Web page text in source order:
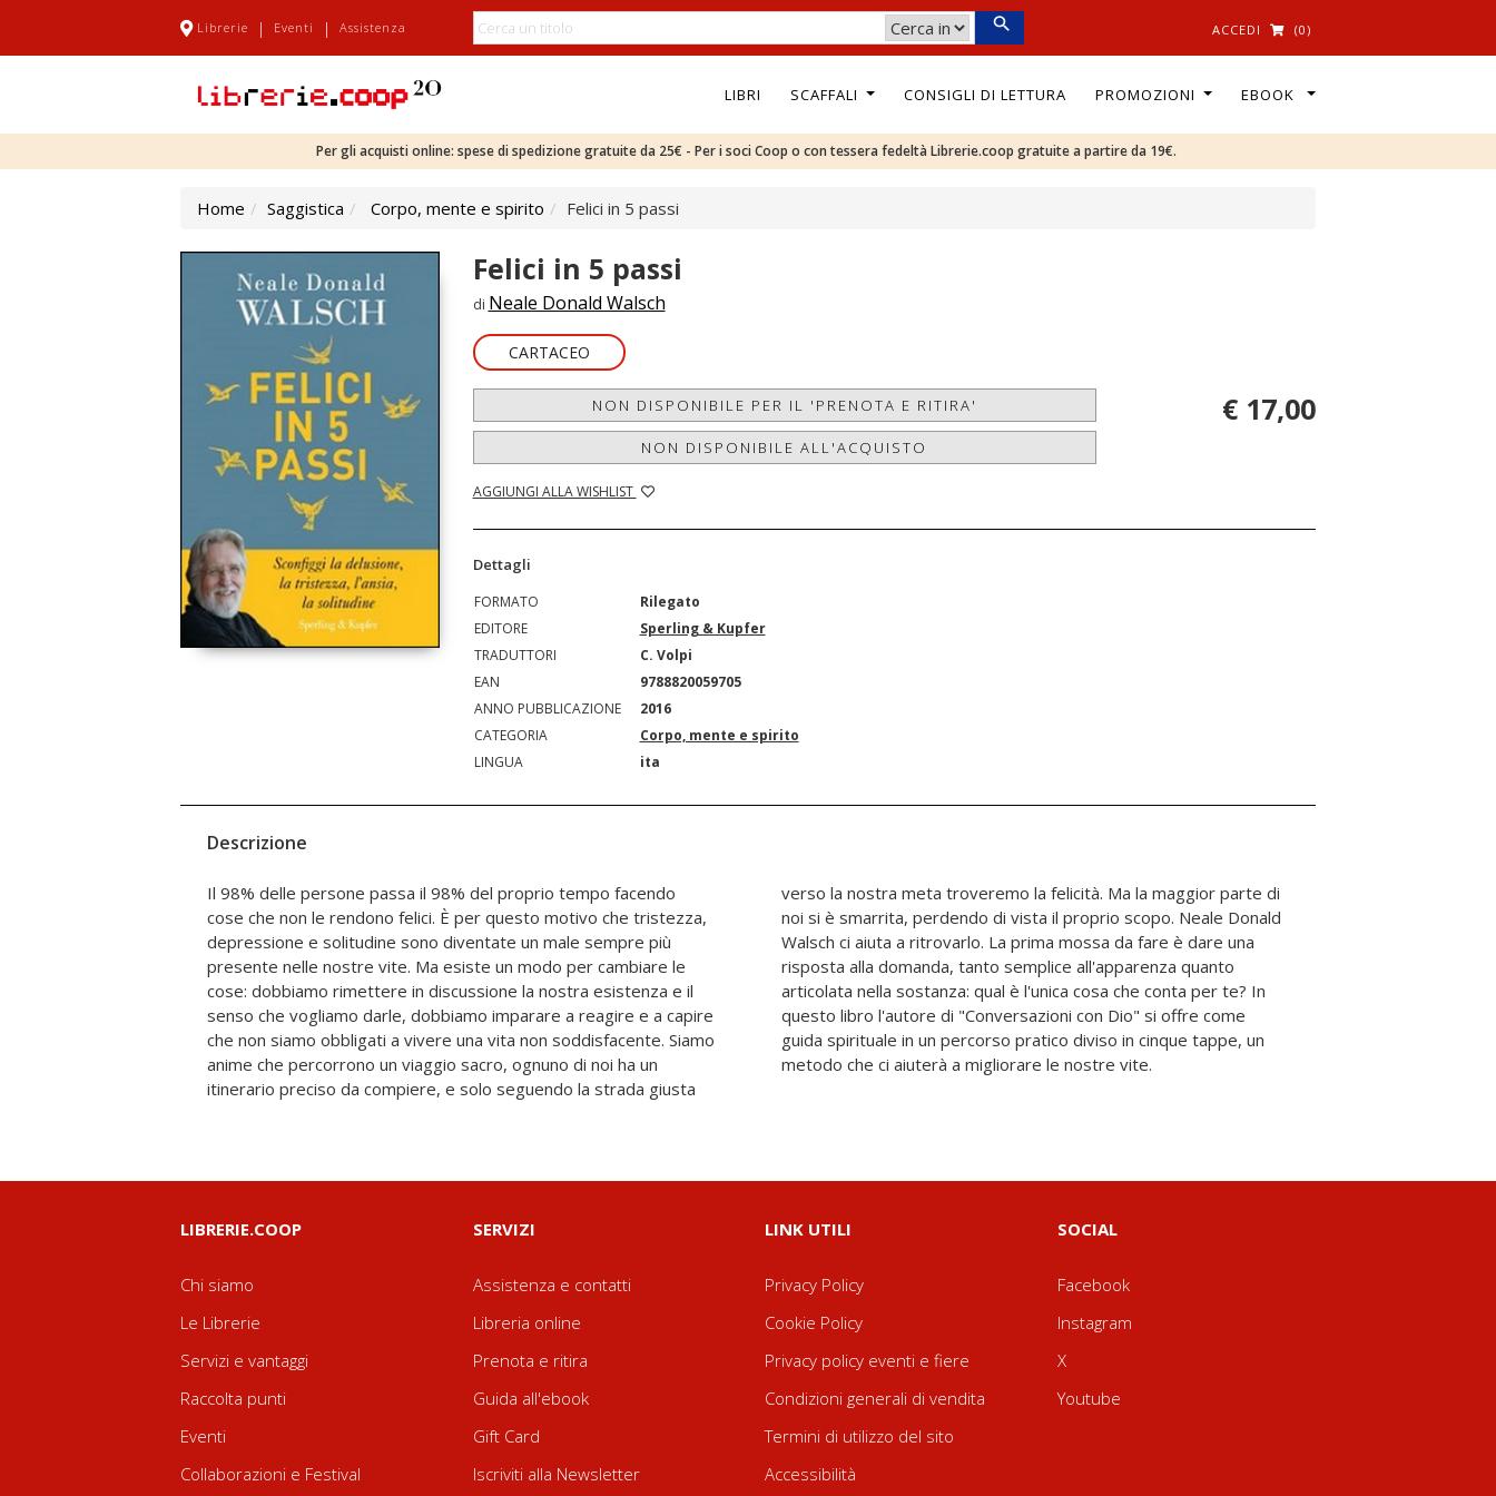
Librerie | Eventi | Assistenza ACCEDI (0)
LIBRI SCAFFALI CONSIGLI DI LETTURA PROMOZIONI EBOOK
Per gli acquisti online: spese di spedizione gratuite da 25€ - Per i soci Coop o con tessera fedeltà Librerie.coop gratuite a partire da 19€.
Home Saggistica Corpo, mente e spirito Felici in 5 passi
Felici in 5 passi
di Neale Donald Walsch
CARTACEO
NON DISPONIBILE PER IL 'PRENOTA E RITIRA'
NON DISPONIBILE ALL'ACQUISTO
AGGIUNGI ALLA WISHLIST
€ 17,00
Dettagli
FORMATO
Rilegato
EDITORE
Sperling & Kupfer
TRADUTTORI
C. Volpi
EAN
9788820059705
ANNO PUBBLICAZIONE
2016
CATEGORIA
Corpo, mente e spirito
LINGUA
ita
Descrizione
Il 98% delle persone passa il 98% del proprio tempo facendo
cose che non le rendono felici. È per questo motivo che tristezza,
depressione e solitudine sono diventate un male sempre più
presente nelle nostre vite. Ma esiste un modo per cambiare le
cose: dobbiamo rimettere in discussione la nostra esistenza e il
senso che vogliamo darle, dobbiamo imparare a reagire e a capire
che non siamo obbligati a vivere una vita non soddisfacente. Siamo
anime che percorrono un viaggio sacro, ognuno di noi ha un
itinerario preciso da compiere, e solo seguendo la strada giusta
verso la nostra meta troveremo la felicità. Ma la maggior parte di
noi si è smarrita, perdendo di vista il proprio scopo. Neale Donald
Walsch ci aiuta a ritrovarlo. La prima mossa da fare è dare una
risposta alla domanda, tanto semplice all'apparenza quanto
articolata nella sostanza: qual è l'unica cosa che conta per te? In
questo libro l'autore di "Conversazioni con Dio" si offre come
guida spirituale in un percorso pratico diviso in cinque tappe, un
metodo che ci aiuterà a migliorare le nostre vite.
LIBRERIE.COOP
Chi siamo
Le Librerie
Servizi e vantaggi
Raccolta punti
Eventi
Collaborazioni e Festival
SERVIZI
Assistenza e contatti
Libreria online
Prenota e ritira
Guida all'ebook
Gift Card
Iscriviti alla Newsletter
LINK UTILI
Privacy Policy
Cookie Policy
Privacy policy eventi e fiere
Condizioni generali di vendita
Termini di utilizzo del sito
Accessibilità
SOCIAL
Facebook
Instagram
X
Youtube